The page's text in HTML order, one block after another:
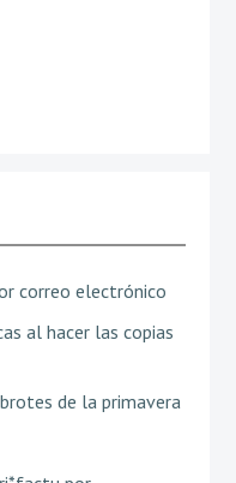
correo electrónico
al hacer las copias
de la primavera